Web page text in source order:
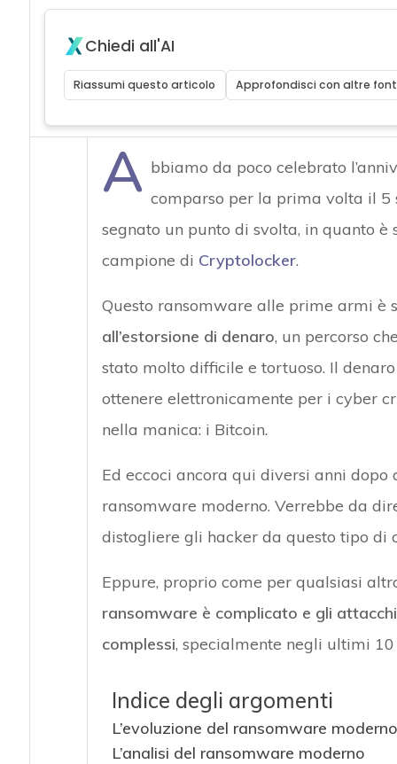
Chiedi all'AI
Riassumi questo articolo Approfondisci con altre
A bbiamo da poco celebrato
comparso per la prima volta il 5
segnato un punto di svolta, in quanto
campione di Cryptolocker.
Questo ransomware alle prime armi è
all’estorsione di denaro, un percorso
stato molto difficile e tortuoso. Il
ottenere elettronicamente per i cyber
nella manica: i Bitcoin.
Ed eccoci ancora qui diversi anni
ransomware moderno. Verrebbe da
distogliere gli hacker da questo tipo di
Eppure, proprio come per qualsiasi
ransomware è complicato e gli
complessi, specialmente negli ultimi 10
Indice degli argomenti
L’evoluzione del ransomware moderno
L’analisi del ransomware moderno